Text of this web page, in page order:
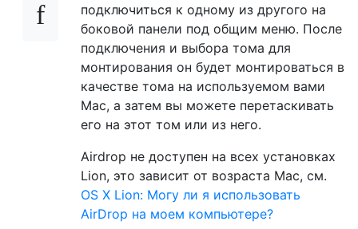
подключиться к одному из другого на
боковой панели под общим меню. После
подключения и выбора тома для
монтирования он будет монтироваться в
качестве тома на используемом вами
Mac, а затем вы можете перетаскивать
его на этот том или из него.
Airdrop не доступен на всех установках
Lion, это зависит от возраста Mac, см.
OS X Lion: Могу ли я использовать
AirDrop на моем компьютере?